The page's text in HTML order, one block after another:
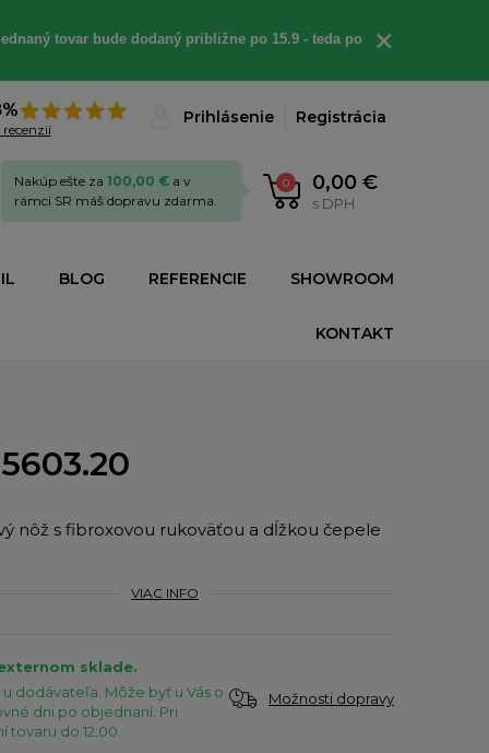
tovar bude dodaný približne po 15.9 - teda po
×
recenzií
Prihlásenie Registrácia
0 0,00 €
s DPH
Nakúp ešte za 100,00 € a v
rámci SR máš dopravu zdarma.
BLOG REFERENCIE SHOWROOM
KONTAKT
nôž s fibroxovou rukoväťou a dĺžkou čepele
VIAC INFO
sklade.
dodávateľa. Môže byť u Vás o
dni po objednaní. Pri
tovaru do 12:00.
Možnosti dopravy